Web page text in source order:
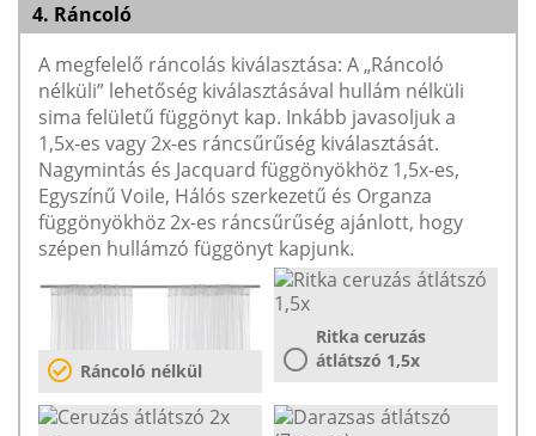
4. Ráncoló
A megfelelő ráncolás kiválasztása: A „Ráncoló
nélküli” lehetőség kiválasztásával hullám nélküli
sima felületű függönyt kap. Inkább javasoljuk a
1,5x-es vagy 2x-es ráncsűrűség kiválasztását.
Nagymintás és Jacquard függönyökhöz 1,5x-es,
Egyszínű Voile, Hálós szerkezetű és Organza
függönyökhöz 2x-es ráncsűrűség ajánlott, hogy
szépen hullámzó függönyt kapjunk.
Ráncoló nélkül
Ritka ceruzás
átlátszó 1,5x